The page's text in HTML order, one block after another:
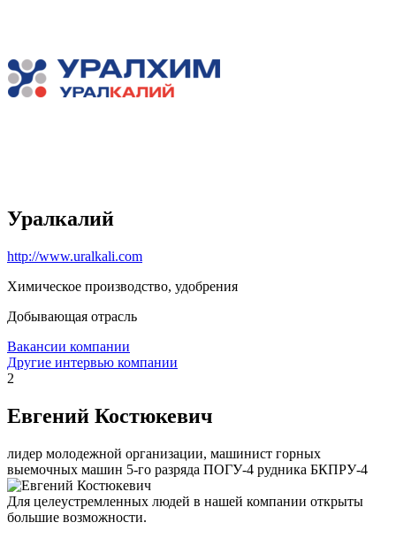
Уралкалий
http://www.uralkali.com
Химическое производство, удобрения
Добывающая отрасль
Вакансии компании
Другие интервью компании
2
Евгений Костюкевич
лидер молодежной организации, машинист горных
выемочных машин 5-го разряда ПОГУ-4 рудника БКПРУ-4
Для целеустремленных людей в нашей компании открыты
большие возможности.